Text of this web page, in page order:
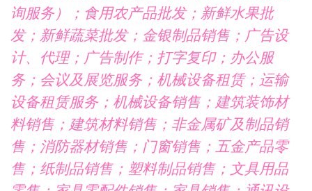
询服务）；食用农产品批发；新鲜水果批
发；新鲜蔬菜批发；金银制品销售；广告设
计、代理；广告制作；打字复印；办公服
务；会议及展览服务；机械设备租赁；运输
设备租赁服务；机械设备销售；建筑装饰材
料销售；建筑材料销售；非金属矿及制品销
售；消防器材销售；门窗销售；五金产品零
售；纸制品销售；塑料制品销售；文具用品